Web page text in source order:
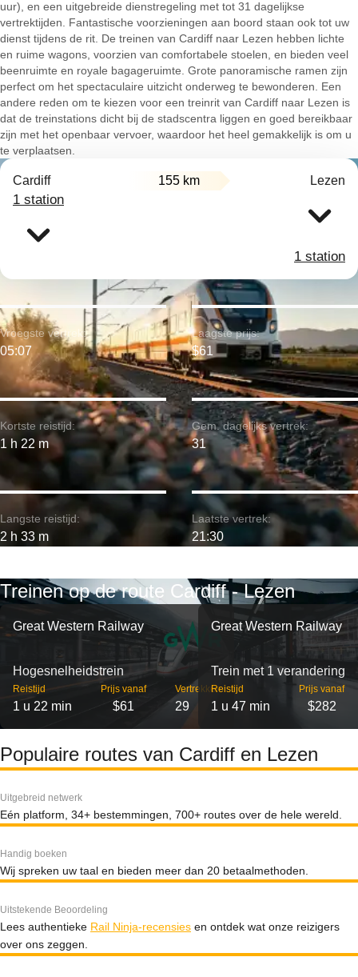
uur), en een uitgebreide dienstregeling met tot 31 dagelijkse
vertrektijden. Fantastische voorzieningen aan boord staan ook tot uw
dienst tijdens de rit. De treinen van Cardiff naar Lezen hebben lichte
en ruime wagons, voorzien van comfortabele stoelen, en bieden veel
beenruimte en royale bagageruimte. Grote panoramische ramen zijn
perfect om het spectaculaire uitzicht onderweg te bewonderen. Een
andere reden om te kiezen voor een treinrit van Cardiff naar Lezen is
dat de treinstations dicht bij de stadscentra liggen en goed bereikbaar
zijn met het openbaar vervoer, waardoor het heel gemakkelijk is om u
te verplaatsen.
Cardiff 155 km Lezen
1 station
1 station
Kortste reistijd:
1 h 22 m
Vroegste vertrek:
05:07
Langste reistijd:
2 h 33 m
Laagste prijs:
$61
Gem. dagelijks vertrek:
31
Laatste vertrek:
21:30
Treinen op de route Cardiff - Lezen
Great Western Railway
Hogesnelheidstrein
Reistijd
1 u 22 min
Prijs vanaf
$61
Vertrekken
29
Great Western Railway
Trein met 1 verandering
Reistijd
1 u 47 min
Prijs vanaf
$282
Populaire routes van Cardiff en Lezen
Uitgebreid netwerk
Eén platform, 34+ bestemmingen, 700+ routes over de hele wereld.
Handig boeken
Wij spreken uw taal en bieden meer dan 20 betaalmethoden.
Uitstekende Beoordeling
Lees authentieke Rail Ninja-recensies en ontdek wat onze reizigers
over ons zeggen.